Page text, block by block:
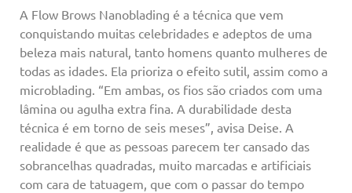
A Flow Brows Nanoblading é a técnica que vem
conquistando muitas celebridades e adeptos de uma
beleza mais natural, tanto homens quanto mulheres de
todas as idades. Ela prioriza o efeito sutil, assim como a
microblading. “Em ambas, os fios são criados com uma
lâmina ou agulha extra fina. A durabilidade desta
técnica é em torno de seis meses”, avisa Deise. A
realidade é que as pessoas parecem ter cansado das
sobrancelhas quadradas, muito marcadas e artificiais
com cara de tatuagem, que com o passar do tempo